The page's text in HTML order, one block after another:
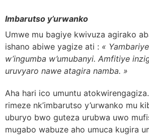
Imbarutso y’urwanko
Umwe mu bagiye kwivuza agirako
ishano abiwe yagize ati : «
w’ingumba w’umubanyi. Amfitiye
uruvyaro nawe atagira namba. »
Aha hari ico umuntu
rimeze nk’imbarutso y’urwanko mu
uburyo bwo guteza urubwa uwo
mugabo wabuze aho umuca kugira